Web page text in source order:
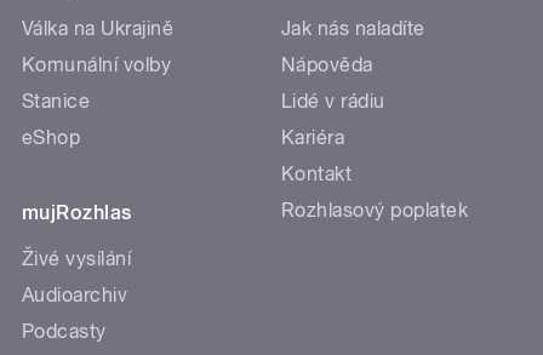
Válka na Ukrajině
Komunální volby
Stanice
eShop
mujRozhlas
Živé vysílání
Audioarchiv
Podcasty
Jak nás naladíte
Nápověda
Lidé v rádiu
Kariéra
Kontakt
Rozhlasový poplatek